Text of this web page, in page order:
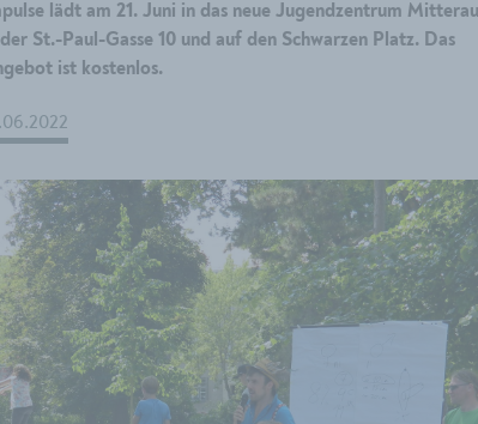
lädt am 21. Juni in das neue Jugendzentrum
St.-Paul-Gasse 10 und auf den Schwarzen Platz. Das
ist kostenlos.